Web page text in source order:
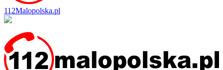
112Malopolska.pl